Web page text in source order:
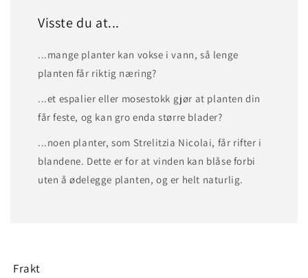
Visste du at...
...mange planter kan vokse i vann, så lenge
planten får riktig næring?
...et espalier eller mosestokk gjør at planten din
får feste, og kan gro enda større blader?
...noen planter, som Strelitzia Nicolai, får rifter i
blandene. Dette er for at vinden kan blåse forbi
uten å ødelegge planten, og er helt naturlig.
Frakt